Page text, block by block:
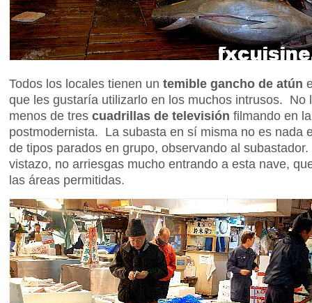
Todos los locales tienen un temible gancho de atún
que les gustaría utilizarlo en los muchos intrusos.
menos de tres cuadrillas de televisión filmando en
postmodernista. La subasta en sí misma no es nada
de tipos parados en grupo, observando al
vistazo, no arriesgas mucho entrando a esta nave,
las áreas permitidas.